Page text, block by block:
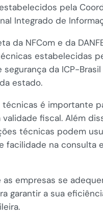
pela
Integrado de
da NFCom e da
estabelecidas
da ICP-
estado.
é importante
fiscal. Além
técnicas podem
facilidade na consulta
empresas se
garantir a sua